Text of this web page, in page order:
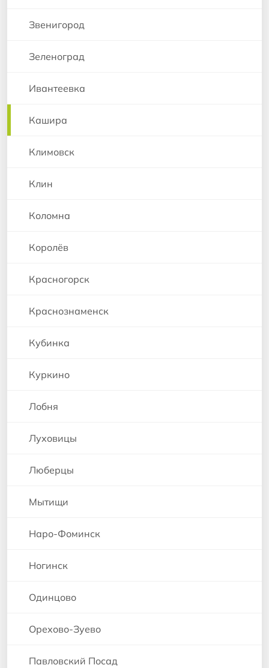
Звенигород
Зеленоград
Ивантеевка
Кашира
Климовск
Клин
Коломна
Королёв
Красногорск
Краснознаменск
Кубинка
Куркино
Лобня
Луховицы
Люберцы
Мытищи
Наро-Фоминск
Ногинск
Одинцово
Орехово-Зуево
Павловский Посад